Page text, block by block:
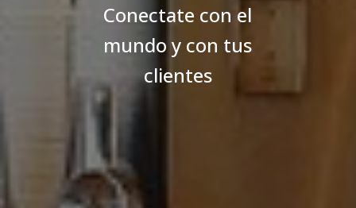
Conectate con el
mundo y con tus
clientes